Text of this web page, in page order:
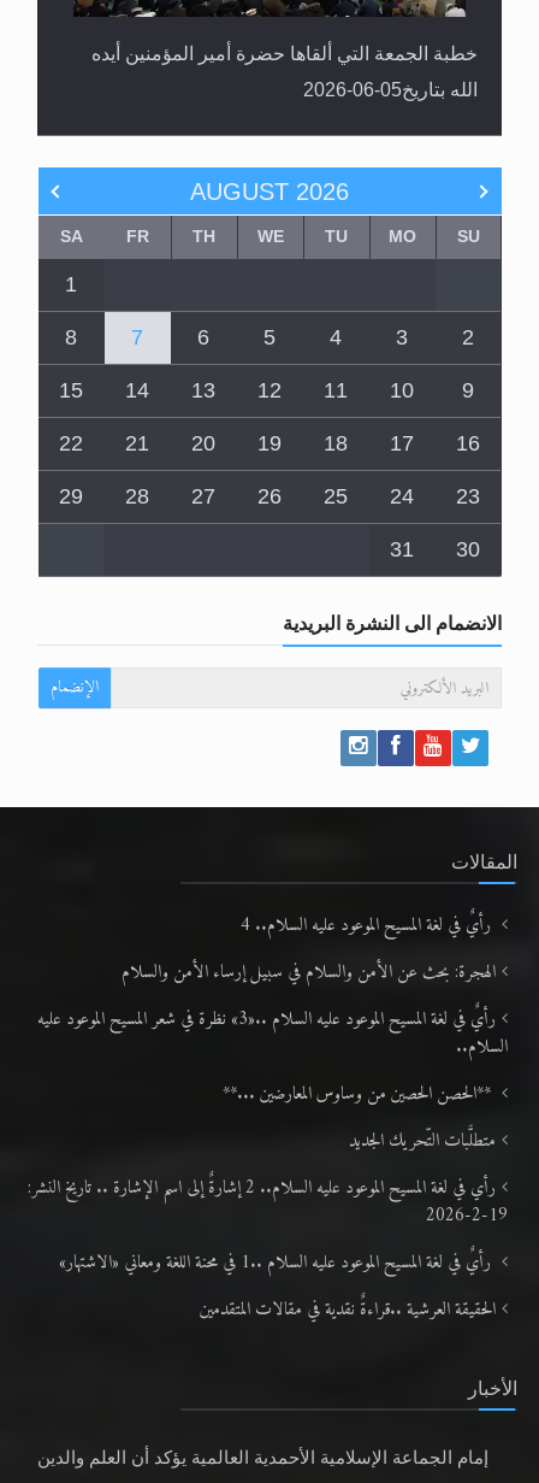
خطبة الجمعة التي ألقاها حضرة أمير المؤمنين أيده
الله بتاريخ05-06-2026
AUGUST 2026
SU
MO
TU
WE
TH
FR
SA
1
2
3
4
5
6
7
8
9
10
11
12
13
14
15
16
17
18
19
20
21
22
23
24
25
26
27
28
29
30
31
الانضمام الى النشرة البريدية
الإنضمام
المقالات
رأيٌ في لغة المسيح الموعود عليه السلام.. 4
الهجرة: بحث عن الأمن والسلام في سبيل إرساء الأمن والسلام
رأيٌ في لغة المسيح الموعود عليه السلام ..«3» نظرة في شعر المسيح الموعود عليه
السلام..
**الحصن الحصين من وساوس المعارضين ...**
متطلَّبات التّحريك الجديد
رأي في لغة المسيح الموعود عليه السلام.. 2 إشارةٌ إلى اسم الإشارة .. تاريخ النشر:
19-2-2026
رأيٌ في لغة المسيح الموعود عليه السلام ..1 في محنة اللغة ومعاني «الاشتهار»
الحقيقة العرشية ..قراءةٌ نقدية في مقالات المتقدمين
الأخبار
إمام الجماعة الإسلامية الأحمدية العالمية يؤكد أن العلم والدين